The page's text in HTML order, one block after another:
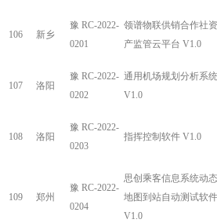
106 新乡
豫 RC-2022-
0201
领谱物联供销合作社资
产监管云平台 V1.0
107 洛阳
豫 RC-2022-
0202
通用机场规划分析系统
V1.0
108 洛阳
豫 RC-2022-
0203
指挥控制软件 V1.0
109 郑州
豫 RC-2022-
0204
思创乘客信息系统动态
地图到站自动测试软件
V1.0